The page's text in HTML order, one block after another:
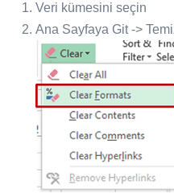
Veri kümesini seçin
Ana Sayfaya Git ->